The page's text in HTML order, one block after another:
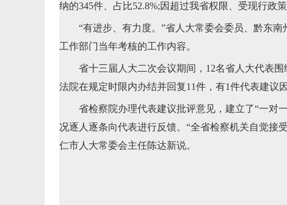
纳的345件、占比52.8%;因超过我省权限、受现行政
“有进步、有力度。”省人大常委会委员、黔东南
工作部门当年考核的工作内容。
省十三届人大二次会议期间，12名省人大代表围
法院在规定时限内办结并回复11件，有1件代表建议
省检察院办理代表建议批评意见，建立了“一对一
况逐人逐条向代表进行反馈。“全省检察机关自觉接
仁市人大常委会主任陈达新说。